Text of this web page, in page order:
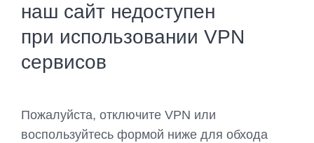
наш сайт недоступен
при использовании VPN
сервисов
Пожалуйста, отключите VPN или
воспользуйтесь формой ниже для обхода